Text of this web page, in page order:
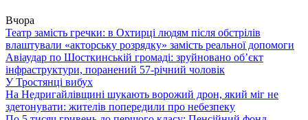
Вчора
Театр замість гречки: в Охтирці людям після обстрілів
влаштували «акторську розрядку» замість реальної допомоги
Авіаудар по Шосткинській громаді: зруйновано об’єкт
інфраструктури, поранений 57-річний чоловік
У Тростянці вибух
На Недригайлівщині шукають ворожий дрон, який міг не
здетонувати: жителів попередили про небезпеку